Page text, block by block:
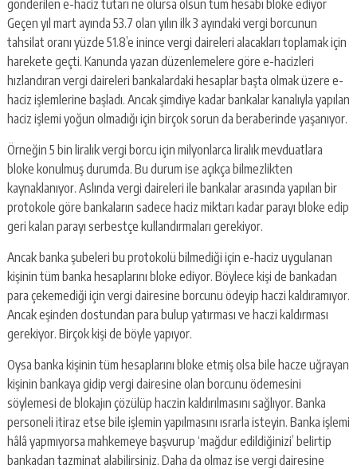
gönderilen e-haciz tutarı ne olursa olsun tüm hesabı bloke ediyor
Geçen yıl mart ayında 53.7 olan yılın ilk 3 ayındaki vergi borcunun
tahsilat oranı yüzde 51.8’e inince vergi daireleri alacakları toplamak için
harekete geçti. Kanunda yazan düzenlemelere göre e-hacizleri
hızlandıran vergi daireleri bankalardaki hesaplar başta olmak üzere e-
haciz işlemlerine başladı. Ancak şimdiye kadar bankalar kanalıyla yapılan
haciz işlemi yoğun olmadığı için birçok sorun da beraberinde yaşanıyor.
Örneğin 5 bin liralık vergi borcu için milyonlarca liralık mevduatlara
bloke konulmuş durumda. Bu durum ise açıkça bilmezlikten
kaynaklanıyor. Aslında vergi daireleri ile bankalar arasında yapılan bir
protokole göre bankaların sadece haciz miktarı kadar parayı bloke edip
geri kalan parayı serbestçe kullandırmaları gerekiyor.
Ancak banka şubeleri bu protokolü bilmediği için e-haciz uygulanan
kişinin tüm banka hesaplarını bloke ediyor. Böylece kişi de bankadan
para çekemediği için vergi dairesine borcunu ödeyip haczi kaldıramıyor.
Ancak eşinden dostundan para bulup yatırması ve haczi kaldırması
gerekiyor. Birçok kişi de böyle yapıyor.
Oysa banka kişinin tüm hesaplarını bloke etmiş olsa bile hacze uğrayan
kişinin bankaya gidip vergi dairesine olan borcunu ödemesini
söylemesi de blokajın çözülüp haczin kaldırılmasını sağlıyor. Banka
personeli itiraz etse bile işlemin yapılmasını ısrarla isteyin. Banka işlemi
hâlâ yapmıyorsa mahkemeye başvurup ‘mağdur edildiğinizi’ belirtip
bankadan tazminat alabilirsiniz. Daha da olmaz ise vergi dairesine